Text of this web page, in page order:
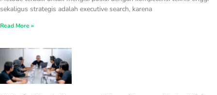
sekaligus strategis adalah executive search, karena
Read More »